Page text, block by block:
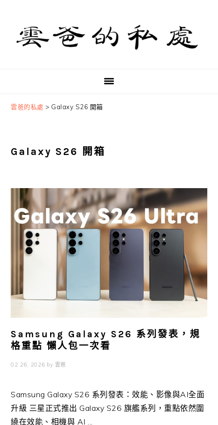
primary
navigation
content
primary
sidebar
雲爸的私處 > Galaxy S26 開箱
Galaxy S26 開箱
Samsung Galaxy S26 系列發表，規
格重點 懶人包一次看
02 26, 2026 by 雲爸
Samsung Galaxy S26 系列發表：效能、影像與AI全面
升級 三星正式推出 Galaxy S26 旗艦系列，重點依然圍
繞在效能、相機與 AI ...